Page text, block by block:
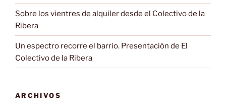
Sobre los vientres de alquiler desde el Colectivo de la
Ribera
Un espectro recorre el barrio. Presentación de El
Colectivo de la Ribera
ARCHIVOS